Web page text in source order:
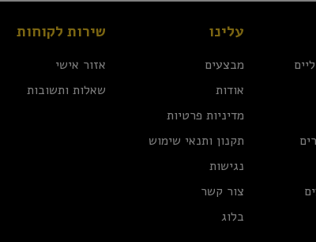
עלינו
מבצעים
אודות
מדיניות פרטיות
תקנון ותנאי שימוש
נגישות
צור קשר
בלוג
שירות לקוחות
אזור אישי
שאלות ותשובות